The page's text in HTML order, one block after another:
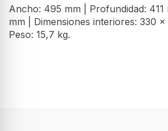
Ancho: 495 mm | Profundidad: 411
mm | Dimensiones interiores: 330 x
Peso: 15,7 kg.